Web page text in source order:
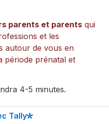
parents et parents qui
et les
autour de vous en
période prénatal et
4-5 minutes.
Tally